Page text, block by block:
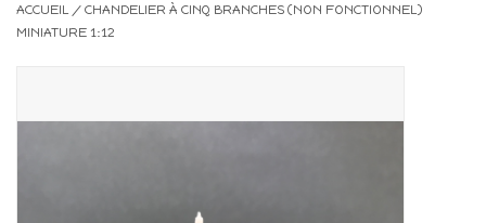
ACCUEIL / CHANDELIER À CINQ BRANCHES (NON FONCTIONNEL)
MINIATURE 1:12